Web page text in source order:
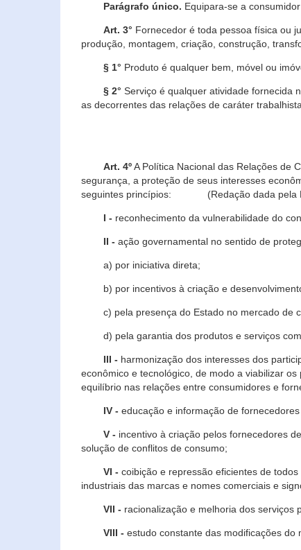
Parágrafo único. Equipara-se a
Art. 3° Fornecedor é toda pessoa física ou
produção, montagem, criação, construção,
§ 1° Produto é qualquer bem, móvel ou
§ 2° Serviço é qualquer atividade fornecida
as decorrentes das relações de caráter
Art. 4ºA Política Nacional das Relações de
segurança, a proteção de seus interesses
seguintes princípios: (Redação dada pela
I - reconhecimento da vulnerabilidade do
II - ação governamental no sentido de
a) por iniciativa direta;
b) por incentivos à criação e
c) pela presença do Estado no mercado de
d) pela garantia dos produtos e serviços com
III - harmonização dos interesses dos
econômico e tecnológico, de modo a viabilizar
equilíbrio nas relações entre consumidores e
IV - educação e informação de
V - incentivo à criação pelos fornecedores
solução de conflitos de consumo;
VI - coibição e repressão eficientes de
industriais das marcas e nomes comerciais e
VII - racionalização e melhoria dos serviços
VIII - estudo constante das modificações do